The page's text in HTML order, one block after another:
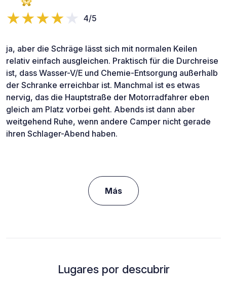
4/5
ja, aber die Schräge lässt sich mit normalen Keilen
relativ einfach ausgleichen. Praktisch für die Durchreise
ist, dass Wasser-V/E und Chemie-Entsorgung außerhalb
der Schranke erreichbar ist. Manchmal ist es etwas
nervig, das die Hauptstraße der Motorradfahrer eben
gleich am Platz vorbei geht. Abends ist dann aber
weitgehend Ruhe, wenn andere Camper nicht gerade
ihren Schlager-Abend haben.
Más
Lugares por descubrir